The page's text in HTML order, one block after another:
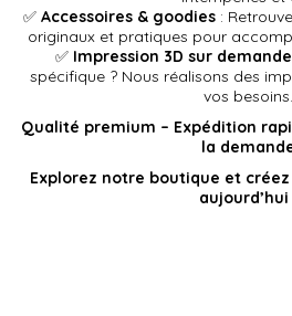
✅ Accessoires & goodies :
originaux et pratiques pour
✅ Impression 3D sur demande
spécifique ? Nous réalisons des
vos besoins.
Qualité premium – Expédition
la
Explorez notre boutique et
aujourd’hui